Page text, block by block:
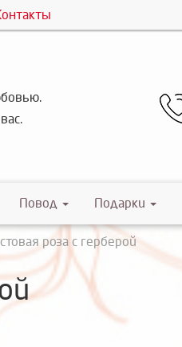
Повод Подарки
роза с герберой